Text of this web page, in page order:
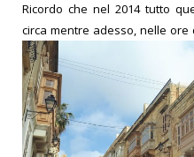
Ricordo che nel 2014 tutto
circa mentre adesso, nelle